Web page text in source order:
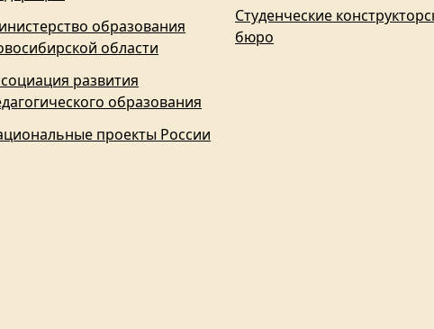
образования
области
развития
образования
проекты России
Студенческие
бюро